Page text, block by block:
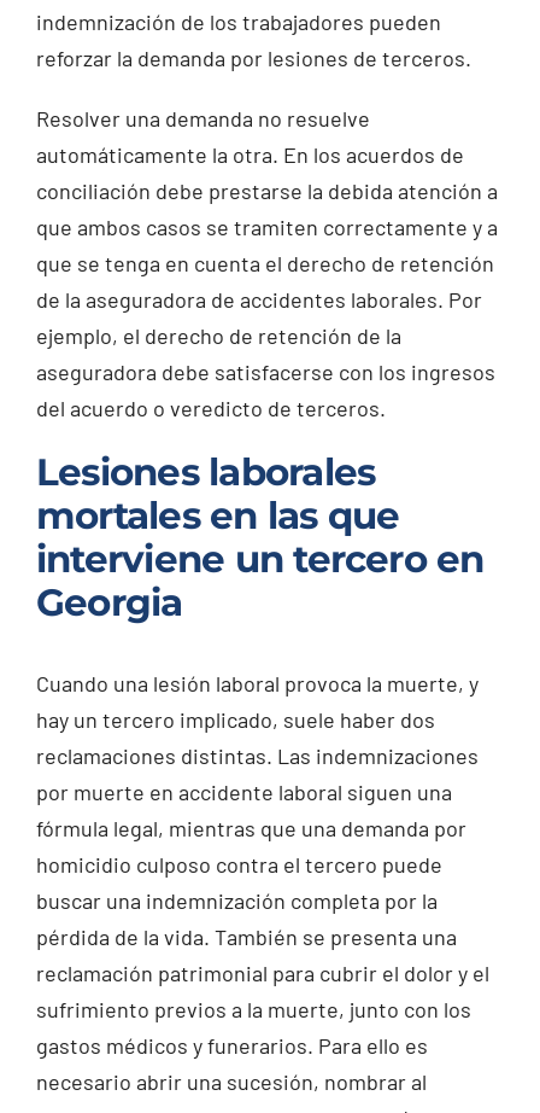
indemnización de los trabajadores pueden
reforzar la demanda por lesiones de terceros.
Resolver una demanda no resuelve
automáticamente la otra. En los acuerdos de
conciliación debe prestarse la debida atención a
que ambos casos se tramiten correctamente y a
que se tenga en cuenta el derecho de retención
de la aseguradora de accidentes laborales. Por
ejemplo, el derecho de retención de la
aseguradora debe satisfacerse con los ingresos
del acuerdo o veredicto de terceros.
Lesiones laborales
mortales en las que
interviene un tercero en
Georgia
Cuando una lesión laboral provoca la muerte, y
hay un tercero implicado, suele haber dos
reclamaciones distintas. Las indemnizaciones
por muerte en accidente laboral siguen una
fórmula legal, mientras que una demanda por
homicidio culposo contra el tercero puede
buscar una indemnización completa por la
pérdida de la vida. También se presenta una
reclamación patrimonial para cubrir el dolor y el
sufrimiento previos a la muerte, junto con los
gastos médicos y funerarios. Para ello es
necesario abrir una sucesión, nombrar al